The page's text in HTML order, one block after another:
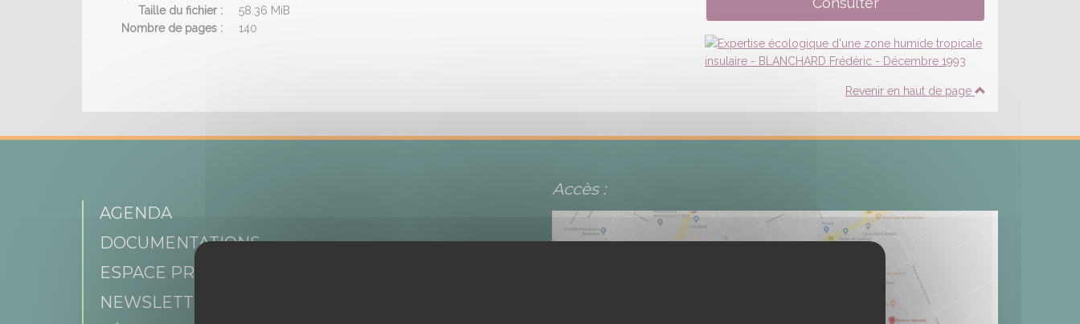
Taille du fichier :
58.36 MiB
Nombre de pages :
140
Revenir en haut de page
AGENDA
DOCUMENTATIONS
ESPACE PRESSE
NEWSLETTER
Accès :